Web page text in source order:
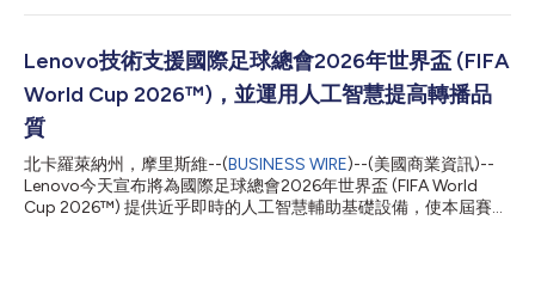
「導入具備 Lenov...
典範。供應鏈團隊利用該排行榜衡量自身績效、推動營運轉型並引
分別為第八、第十和第八。 AI建構更強的供應鏈韌性 在過去12個
月中，受關稅、零組件短缺及地緣政治緊張局勢的影響，全球供應
鏈遭遇了前所未見的衝擊。Lenovo在這些充滿挑戰的環境中所展
現出的優勢，在於其能夠憑藉全球供應鏈背後的AI基礎設施，提升
企業在速度和規模上的韌性、適應力與執行力。 在過去一年中，
Lenovo升級了其供應鏈智慧「數位神經系統」，開發出iChain這
一持續學習編排系統，以協調全球數千家供應商和30多個製造基
地。iChain為Lenovo的供應鏈營運帶來了實實在在的成果，包括
Lenovo技術支援國際足球總會2026年世界盃 (FIFA
World Cup 2026™)，並運用人工智慧提高轉播品
質
北卡羅萊納州，摩里斯維--(BUSINESS WIRE)--(美國商業資訊)--
Lenovo今天宣布將為國際足球總會2026年世界盃 (FIFA World
Cup 2026™) 提供近乎即時的人工智慧輔助基礎設備，使本屆賽事